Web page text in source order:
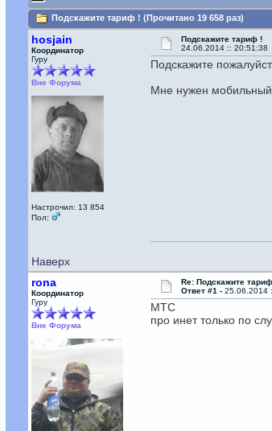
Подскажите тариф ! (Прочитано 19 658 раз)
hosjain
Координатор
Гуру
Вне Форума
Настрочил: 13 854
Пол:
Подскажите тариф !
24.06.2014 :: 20:51:38
Подскажите
Мне нужен мобильный
Наверх
rona
Координатор
Гуру
Вне Форума
Re: Подскажите
Ответ #1 - 25.06.2014
МТС
про инет только по